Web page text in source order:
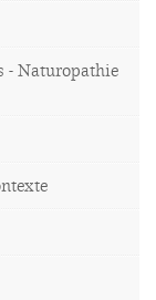
- Naturopathie